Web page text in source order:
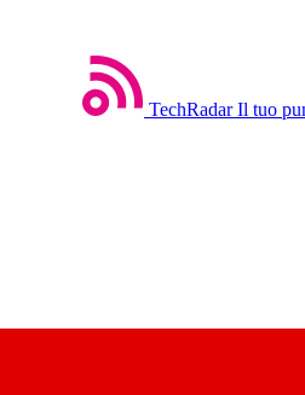
TechRadar Il tuo